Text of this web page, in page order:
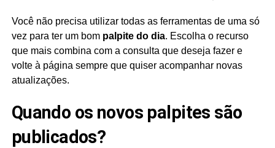
Você não precisa utilizar todas as ferramentas de uma só
vez para ter um bom palpite do dia. Escolha o recurso
que mais combina com a consulta que deseja fazer e
volte à página sempre que quiser acompanhar novas
atualizações.
Quando os novos palpites são
publicados?